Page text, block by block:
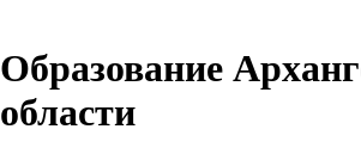
Образование
области